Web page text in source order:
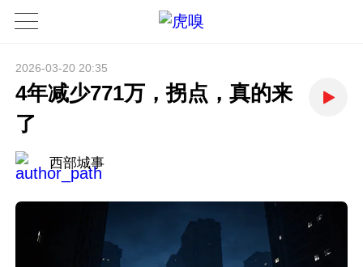
2026-03-20 20:35
4年减少771万，拐点，真的来
了
西部城事